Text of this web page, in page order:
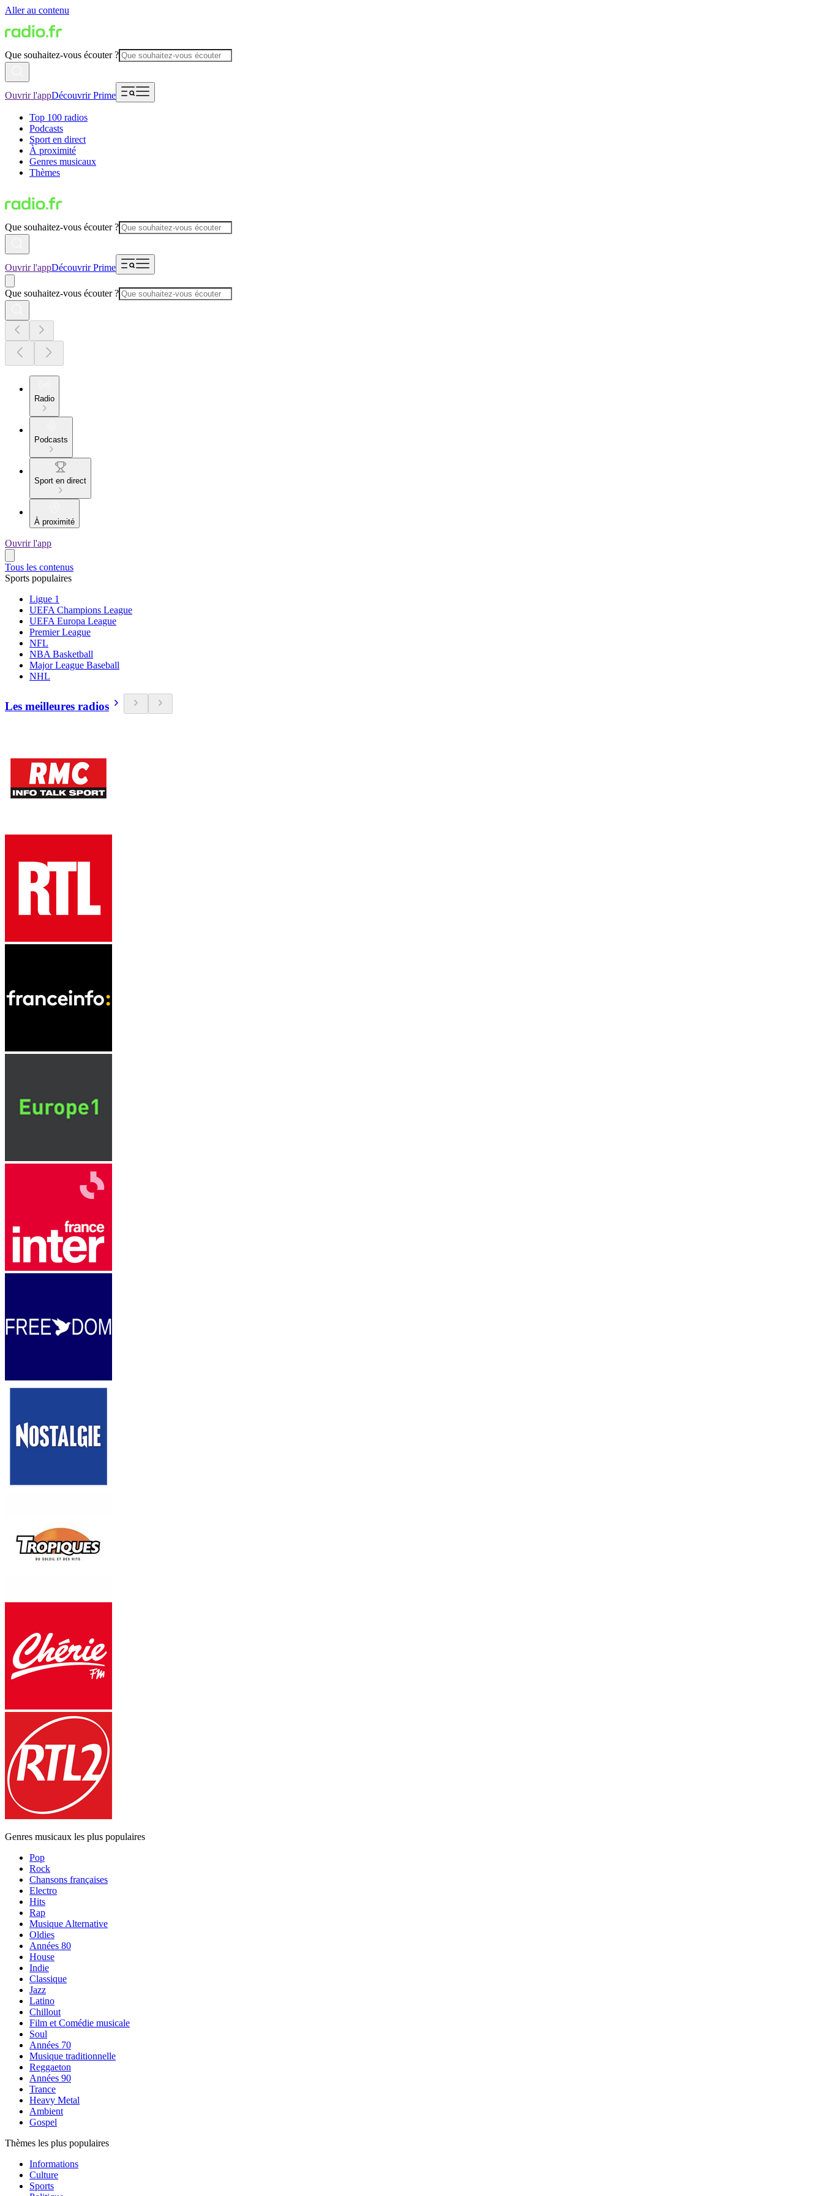
Aller au contenu
Que souhaitez-vous écouter ?
Ouvrir l'appDécouvrir Prime
Top 100 radios
Podcasts
Sport en direct
À proximité
Genres musicaux
Thèmes
Que souhaitez-vous écouter ?
Ouvrir l'appDécouvrir Prime
Que souhaitez-vous écouter ?
Radio
Podcasts
Sport en direct
À proximité
Ouvrir l'app
Tous les contenus
Sports populaires
Ligue 1
UEFA Champions League
UEFA Europa League
Premier League
NFL
NBA Basketball
Major League Baseball
NHL
Les meilleures radios
Genres musicaux les plus populaires
Pop
Rock
Chansons françaises
Electro
Hits
Rap
Musique Alternative
Oldies
Années 80
House
Indie
Classique
Jazz
Latino
Chillout
Film et Comédie musicale
Soul
Années 70
Musique traditionnelle
Reggaeton
Années 90
Trance
Heavy Metal
Ambient
Gospel
Thèmes les plus populaires
Informations
Culture
Sports